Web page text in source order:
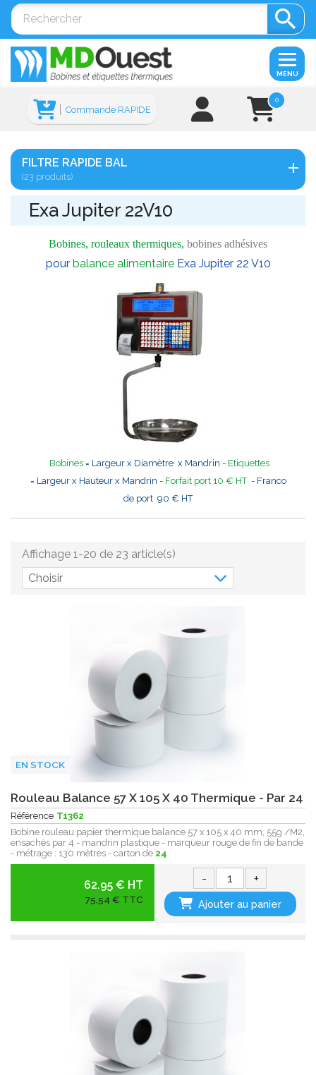

0
Commande RAPIDE
MENU
FILTRE RAPIDE BAL
(23 produits)
Exa Jupiter 22V10
Bobines, rouleaux thermiques, bobines adhésives
pour balance alimentaireExa Jupiter 22 V10
Bobines = Largeur x Diamètre x Mandrin - Etiquettes
= Largeur x Hauteur x Mandrin - Forfait port 10 € HT- Franco
de port 90 € HT
Choisir
Affichage 1-20 de 23 article(s)
EN STOCK
Rouleau Balance 57 X 105 X 40 Thermique - Par 24
Référence T1362
Bobine rouleau papier thermique balance 57 x 105 x 40 mm, 55g /M2,
ensachés par 4 - mandrin plastique - marqueur rouge de fin de bande
- métrage : 130 mètres - carton de 24
62.95 € HT
75,54 € TTC
- +
Ajouter au panier